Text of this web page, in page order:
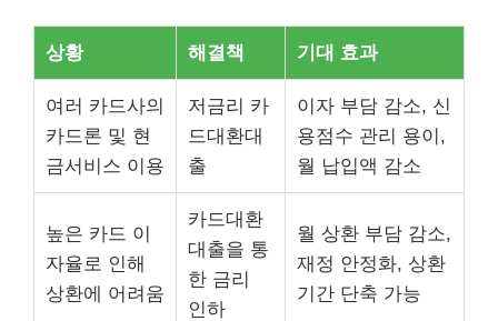
상황 해결책 기대 효과
여러 카드사의
카드론 및 현
금서비스 이용
저금리 카
드대환대
출
이자 부담 감소, 신
용점수 관리 용이,
월 납입액 감소
높은 카드 이
자율로 인해
상환에 어려움
카드대환
대출을 통
한 금리
인하
월 상환 부담 감소,
재정 안정화, 상환
기간 단축 가능